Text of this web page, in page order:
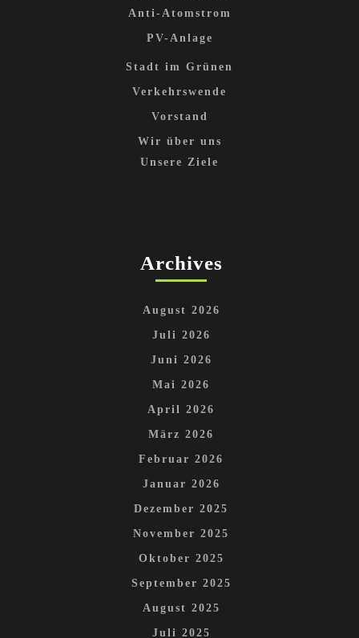
Anti-Atomstrom
PV-Anlage
Stadt im Grünen
Verkehrswende
Vorstand
Wir über uns
Unsere Ziele
Archives
August 2026
Juli 2026
Juni 2026
Mai 2026
April 2026
März 2026
Februar 2026
Januar 2026
Dezember 2025
November 2025
Oktober 2025
September 2025
August 2025
Juli 2025